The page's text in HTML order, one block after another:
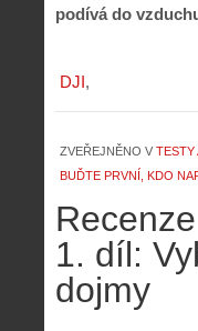
podívá do
DJI
ZVEŘEJNĚNO V TESTY
BUĎTE PRVNÍ, KDO
1. díl:
dojmy